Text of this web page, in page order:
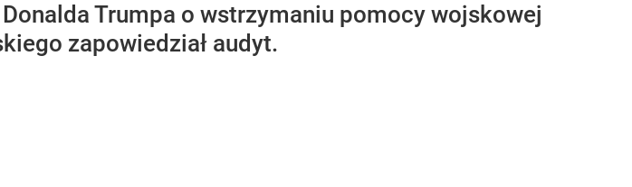
Trumpa o wstrzymaniu pomocy wojskowej
zapowiedział audyt.